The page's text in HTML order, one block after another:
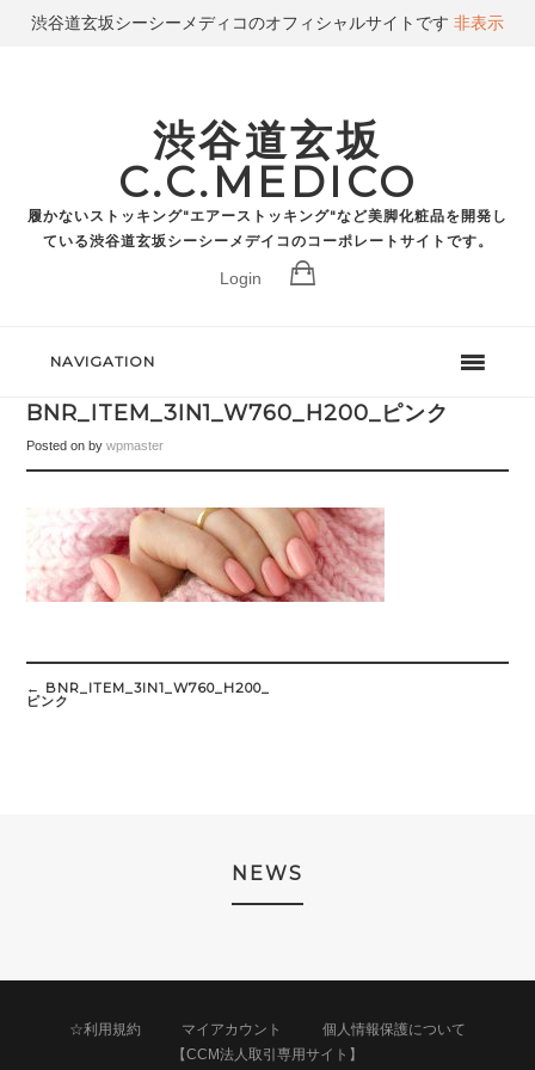
渋谷道玄坂
C.C.MEDICO
履かないストッキング"エアーストッキング"など美脚化粧品を開発し
ている渋谷道玄坂シーシーメデイコのコーポレートサイトです。
Login
NAVIGATION
BNR_ITEM_3IN1_W760_H200_ピンク
Posted onbywpmaster
Post
navigation
← BNR_ITEM_3IN1_W760_H200_
ピンク
NEWS
☆利用規約 マイアカウント
個人情報保護について
【CCM法人取引専用サイト】
渋谷道玄坂シーシーメディコのオフィシャルサイトです 非表示